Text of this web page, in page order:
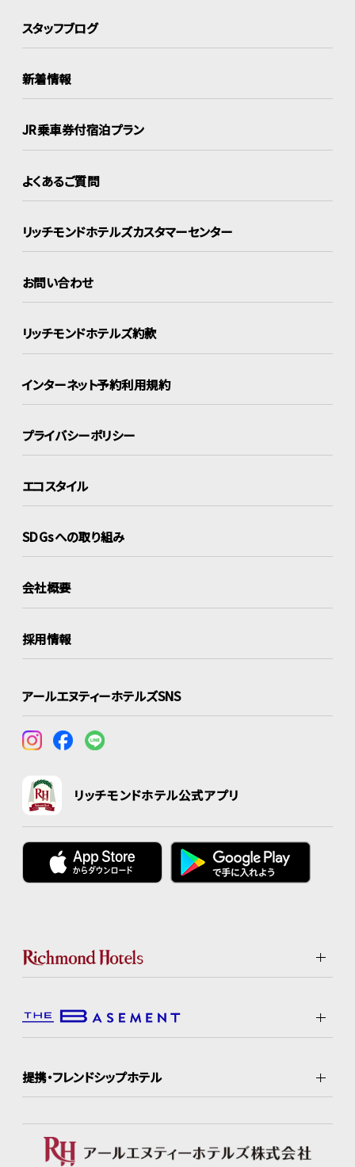
スタッフブログ
新着情報
JR乗車券付宿泊プラン
よくあるご質問
リッチモンドホテルズカスタマーセンター
お問い合わせ
リッチモンドホテルズ約款
インターネット予約利用規約
プライバシーポリシー
エコスタイル
SDGsへの取り組み
会社概要
採用情報
アールエヌティーホテルズSNS
リッチモンドホテル公式アプリ
提携・フレンドシップホテル